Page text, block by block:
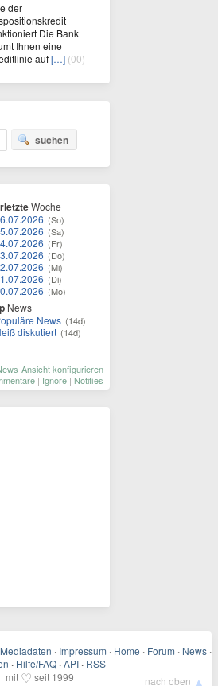
der
Die Bank
Ihnen eine
auf[…] (00)
suchen
Woche
(So)
(Sa)
(Fr)
(Do)
(Mi)
(Di)
(Mo)
News
News (14d)
diskutiert (14d)
Ansicht konfigurieren
| Ignore | Notifies
Mediadaten · Impressum · Home · Forum · News ·
· Hilfe/FAQ · API · RSS
mit ♡ seit 1999 nach oben ▲